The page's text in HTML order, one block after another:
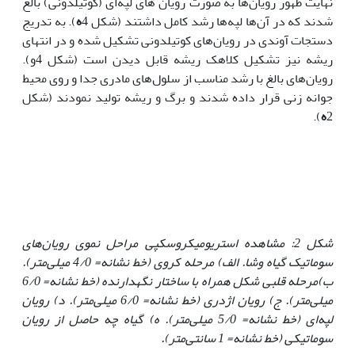
شدند که در آن‌ها لپه‌ها رشد کامل داشتند (شکل 4 ه). به تدریج
دستجات آوندی در رویان‌های کوتیلدونی تشکیل شده و در انتهای
ریشه نیز تشکیل کلاهک ریشه قابل دیدن است (شکل 4و).
رویان‌های بالغ با رشد مناسب از سلول‌های مادری جدا و روی محیط
جوانه زنی قرار داده شدند و برگ و ریشه تولید نمودند (شکل
2ه).
شکل 2: مشاهده استریومیکروسکپی مراحل نموی رویان‌های
سوماتیک گیاه وشا. الف) مرحله کروی (خط نشانه= 4/0 میلی‌متر).
ب)
مرحله قلبی شکل همراه با ساختار نگهدارنده (خط نشانه= 6/0
میلی‌متر). ج) رویان اژدری (خط نشانه= 6/0 میلی‌متر). د) رویان
لپه‌ای (خط نشانه= 5/0 میلی‌متر). ه) گیاه چه حاصل از رویان
سوماتیکی (خط نشانه= 1 سانتی‌متر)
.